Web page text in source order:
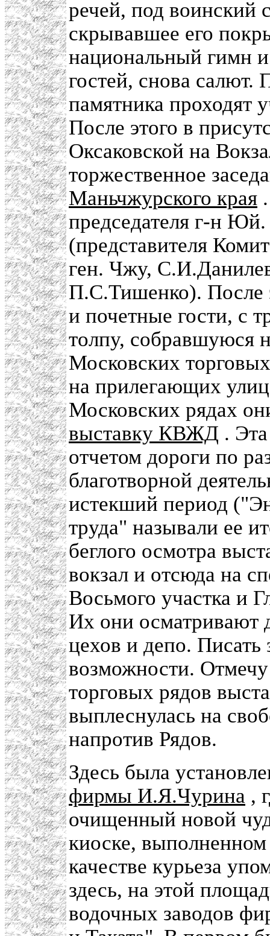
речей, под воинский
скрывавшее его
национальный гимн
гостей, снова салют.
памятника проходят
После этого в
Оксаковской на
торжественное
Маньчжурского края
председателя г-н
(представителя
ген. Чжу,
П.С.Тишенко). После
и почетные гости, с
толпу, собравшуюся
Московских
на прилегающих
Московских рядах
выставку КВЖД .
отчетом дороги по
благотворной
истекший период
труда" называли ее
беглого осмотра
вокзал и отсюда на
Восьмого участка и
Их они осматривают
цехов и депо.
возможности.
торговых рядов
выплеснулась на
напротив Рядов.
Здесь была
фирмы И.Я.Чурина ,
очищенный новой
киоске, выполненном
качестве курьеза
здесь, на этой
водочных заводов